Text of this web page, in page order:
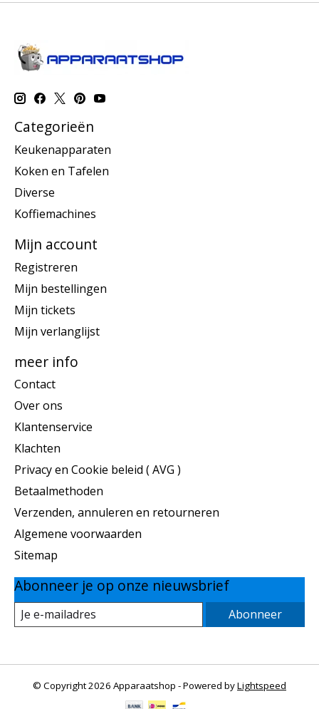
Categorieën
Keukenapparaten
Koken en Tafelen
Diverse
Koffiemachines
Mijn account
Registreren
Mijn bestellingen
Mijn tickets
Mijn verlanglijst
meer info
Contact
Over ons
Klantenservice
Klachten
Privacy en Cookie beleid ( AVG )
Betaalmethoden
Verzenden, annuleren en retourneren
Algemene voorwaarden
Sitemap
Abonneer je op onze nieuwsbrief
Abonneer
© Copyright 2026 Apparaatshop - Powered byLightspeed